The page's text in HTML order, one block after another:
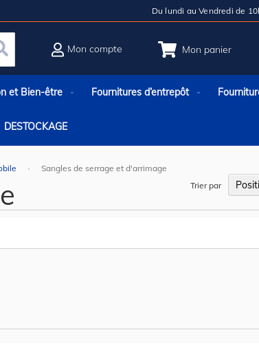
Du lundi au Vendredi de
Mon panier
Rechercher
Mon compte
et Bien-être Fournitures d’entrepôt
DESTOCKAGE
Sangles de serrage et d'arrimage
Trier par